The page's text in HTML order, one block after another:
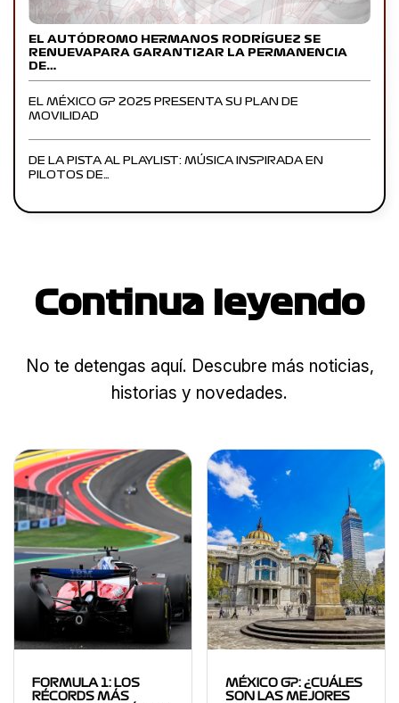
EL AUTÓDROMO HERMANOS RODRÍGUEZ SE
RENUEVAPARA GARANTIZAR LA PERMANENCIA
DE…
EL MÉXICO GP 2025 PRESENTA SU PLAN DE
MOVILIDAD
DE LA PISTA AL PLAYLIST: MÚSICA INSPIRADA EN
PILOTOS DE…
Continua leyendo
No te detengas aquí. Descubre más noticias,
historias y novedades.
FORMULA 1: LOS
RÉCORDS MÁS
MÉXICO GP: ¿CUÁLES
SON LAS MEJORES